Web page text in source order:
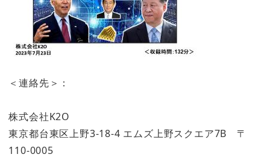
＜連絡先＞：
株式会社K2O
東京都台東区上野3-18-4 エムズ上野スクエア7B 〒
110-0005